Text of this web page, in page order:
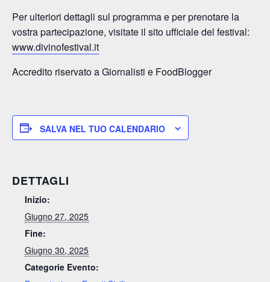
Per ulteriori dettagli sul programma e per prenotare la
vostra partecipazione, visitate il sito ufficiale del festival:
www.divinofestival.it
Accredito riservato a Giornalisti e FoodBlogger
SALVA NEL TUO CALENDARIO
DETTAGLI
Inizio:
Giugno 27, 2025
Fine:
Giugno 30, 2025
Categorie Evento: